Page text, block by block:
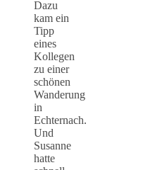
Dazu
kam ein
Tipp
eines
Kollegen
zu einer
schönen
Wanderung
in
Echternach.
Und
Susanne
hatte